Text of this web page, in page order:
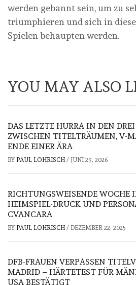
werden gebannt sein, um zu
triumphieren und sich in
Spielen behaupten werden.
YOU MAY ALSO
DAS LETZTE HURRA IN DEN
ZWISCHEN TITELTRÄUMEN, V-
ENDE EINER ÄRA
BY PAUL LOHRISCH / JUNI 29, 2026
RICHTUNGSWEISENDE WOCHE
HEIMSPIEL-DRUCK UND
CVANCARA
BY PAUL LOHRISCH / DEZEMBER 22, 2025
DFB-FRAUEN VERPASSEN
MADRID – HÄRTETEST FÜR
USA BESTÄTIGT